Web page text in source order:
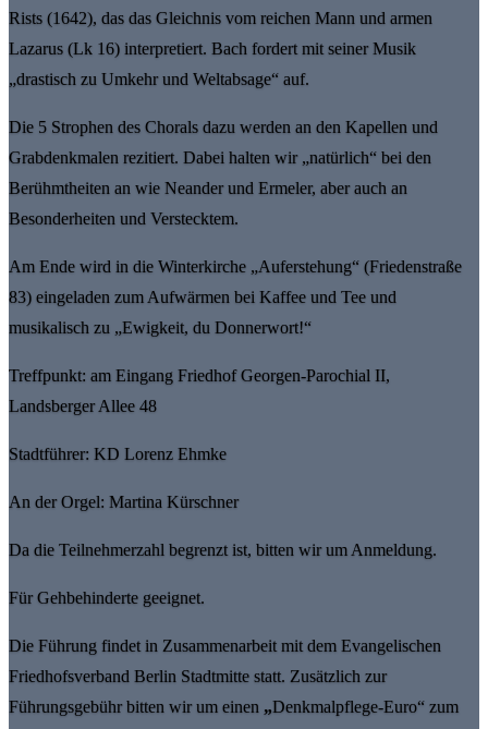
Rists (1642), das das Gleichnis vom reichen Mann und armen
Lazarus (Lk 16) interpretiert. Bach fordert mit seiner Musik
„drastisch zu Umkehr und Weltabsage“ auf.
Die 5 Strophen des Chorals dazu werden an den Kapellen und
Grabdenkmalen rezitiert. Dabei halten wir „natürlich“ bei den
Berühmtheiten an wie Neander und Ermeler, aber auch an
Besonderheiten und Verstecktem.
Am Ende wird in die Winterkirche „Auferstehung“ (Friedenstraße
83) eingeladen zum Aufwärmen bei Kaffee und Tee und
musikalisch zu „Ewigkeit, du Donnerwort!“
Treffpunkt: am Eingang Friedhof Georgen-Parochial II,
Landsberger Allee 48
Stadtführer: KD Lorenz Ehmke
An der Orgel: Martina Kürschner
Da die Teilnehmerzahl begrenzt ist, bitten wir um Anmeldung.
Für Gehbehinderte geeignet.
Die Führung findet in Zusammenarbeit mit dem Evangelischen
Friedhofsverband Berlin Stadtmitte statt. Zusätzlich zur
Führungsgebühr bitten wir um einen „Denkmalpflege-Euro“ zum